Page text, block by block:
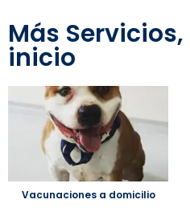
Más Servicios,
inicio
Vacunaciones a domicilio